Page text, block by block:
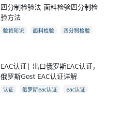
四分制检验法-面料检验四分制检
验方法
验货知识 面料检验 四分制检验
EAC认证| 出口俄罗斯EAC认证，
俄罗斯Gost EAC认证详解
认证 俄罗斯eac认证
eac认证